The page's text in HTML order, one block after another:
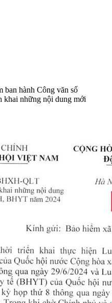
hành Công văn số
khai những nội dung mới